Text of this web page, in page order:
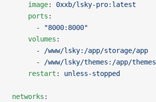
    image
: 0xxb/lsky-pro:latest
    ports
:
      -
"8000:8000"
    volumes
:
      -
/www/lsky:/app/storage/app
      -
/www/lsky/themes:/app/themes
    restart
: unless-stopped
networks :